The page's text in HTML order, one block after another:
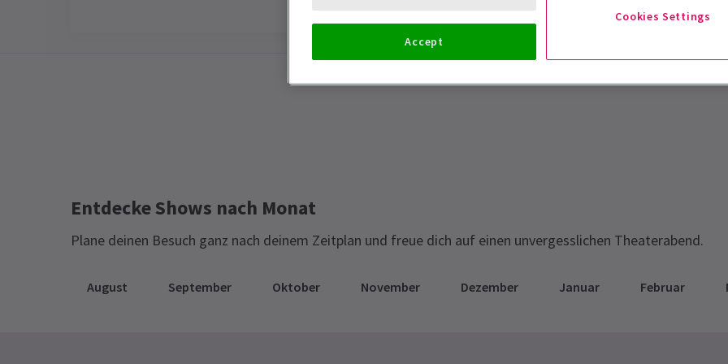
DIESE MESSE IST JETZT GESCHLOSSEN
Entdecke Shows nach Monat
Plane deinen Besuch ganz nach deinem Zeitplan und freue dich auf einen unvergesslichen Theaterabend.
August September Oktober November Dezember Januar Februar
Cookies Settings
Accept